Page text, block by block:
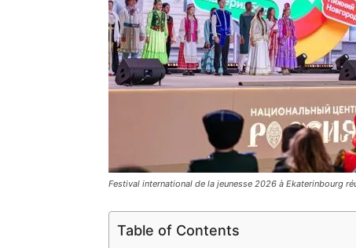
Festival international de la jeunesse 2026 à Ekaterinbourg
Table of Contents